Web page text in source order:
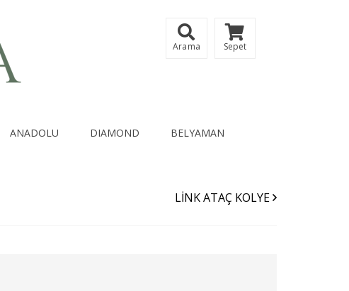
Arama Sepet
ANADOLU DIAMOND BELYAMAN
LİNK ATAÇ KOLYE